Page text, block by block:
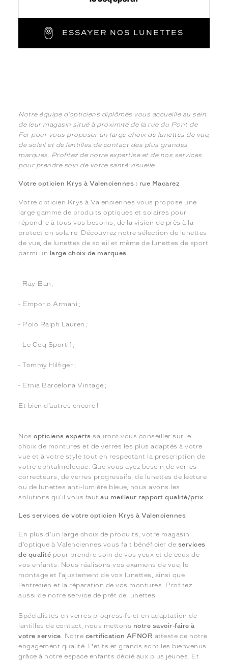
ESSAYER NOS LUNETTES
Notre équipe d’opticiens diplômés vous accueille au sein
de leur magasin situé à proximité de la rue du Pont de
Fer pour vous proposer un large choix de lunettes de vue,
de soleil et de lentilles de contact des plus grandes
marques. Profitez de notre expertise et de nos services
pour prendre soin de votre santé visuelle.
Votre opticien Krys à Valenciennes : rue Macarez
Votre opticien Krys à Valenciennes vous propose une
large gamme de produits optiques et solaires pour
répondre à tous vos besoins, de la vision de près à la
protection solaire. Découvrez notre sélection de lunettes
de vue, de lunettes de soleil et même de lunettes de sport
parmi un large choix de marques :
- Ray-Ban;
- Emporio Armani ;
- Polo Ralph Lauren ;
- Le Coq Sportif ;
- Tommy Hilfiger ;
- Etnia Barcelona Vintage ;
Et bien d’autres encore !
Nosopticiens experts sauront vous conseiller sur le
choix de montures et de verres les plus adaptés à votre
vue et à votre style tout en respectant la prescription de
votre ophtalmologue. Que vous ayez besoin de verres
correcteurs, de verres progressifs, de lunettes de lecture
ou de lunettes anti-lumière bleue, nous avons les
solutions qu’il vous fautau meilleur rapport qualité/prix.
Les services de votre opticien Krys à Valenciennes
En plus d’un large choix de produits, votre magasin
d’optique à Valenciennes vous fait bénéficier de services
de qualité pour prendre soin de vos yeux et de ceux de
vos enfants. Nous réalisons vos examens de vue, le
montage et l’ajustement de vos lunettes, ainsi que
l’entretien et la réparation de vos montures. Profitez
aussi de notre service de prêt de lunettes.
Spécialistes en verres progressifs et en adaptation de
lentilles de contact, nous mettons notre savoir-faire à
votre service. Notre certification AFNOR atteste de notre
engagement qualité. Petits et grands sont les bienvenus
grâce à notre espace enfants dédié aux plus jeunes. Et